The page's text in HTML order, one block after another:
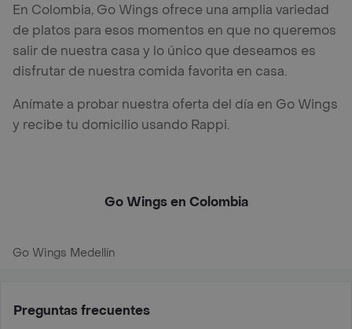
En Colombia, Go Wings ofrece una amplia variedad
de platos para esos momentos en que no queremos
salir de nuestra casa y lo único que deseamos es
disfrutar de nuestra comida favorita en casa.
Anímate a probar nuestra oferta del día en Go Wings
y recibe tu domicilio usando Rappi.
Go Wings en Colombia
Go Wings Medellín
Preguntas frecuentes